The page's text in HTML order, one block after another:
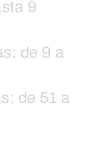
9
de 9 a
de 51 a